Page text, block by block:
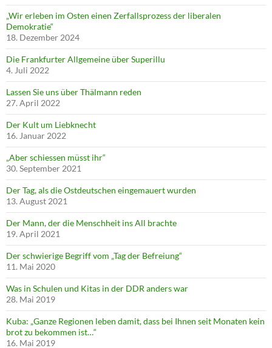
„Wir erleben im Osten einen Zerfallsprozess der liberalen
Demokratie“
18. Dezember 2024
Die Frankfurter Allgemeine über Superillu
4. Juli 2022
Lassen Sie uns über Thälmann reden
27. April 2022
Der Kult um Liebknecht
16. Januar 2022
„Aber schiessen müsst ihr“
30. September 2021
Der Tag, als die Ostdeutschen eingemauert wurden
13. August 2021
Der Mann, der die Menschheit ins All brachte
19. April 2021
Der schwierige Begriff vom „Tag der Befreiung“
11. Mai 2020
Was in Schulen und Kitas in der DDR anders war
28. Mai 2019
Kuba: „Ganze Regionen leben damit, dass bei Ihnen seit Monaten kein
brot zu bekommen ist…“
16. Mai 2019